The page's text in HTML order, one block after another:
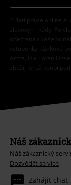
*Platí pouze online a
slevovými kódy. Po
odečtena z vašeho
vstupenky, dárkové
Ärzte, Die Toten
zboží, jehož koupí
Náš
Náš zákaznický
Dozvědět se více
Zahájit chat